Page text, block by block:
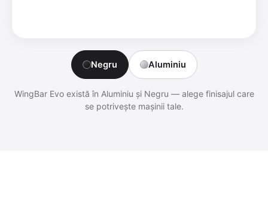
Negru Aluminiu
WingBar Evo există în Aluminiu și Negru — alege finisajul care
se potrivește mașinii tale.